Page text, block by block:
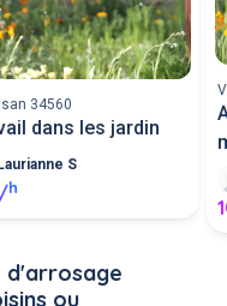
34560
dans les jardin
Laurianne S
h
d'arrosage
ou